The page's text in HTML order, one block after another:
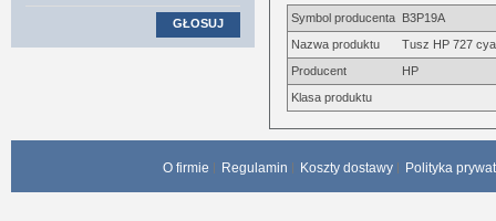
Symbol producenta B3P19A
Nazwa produktu
Tusz HP 727
Producent
HP
Klasa produktu
GŁOSUJ
O firmie Regulamin Koszty dostawy Polityka